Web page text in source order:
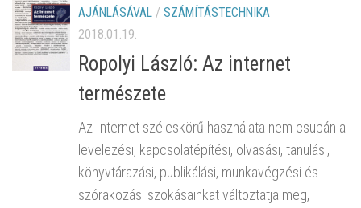
AJÁNLÁSÁVAL / SZÁMÍTÁSTECHNIKA
2018.01.19.
Ropolyi László: Az internet
természete
Az Internet széleskörű használata nem csupán a
levelezési, kapcsolatépítési, olvasási, tanulási,
könyvtárazási, publikálási, munkavégzési és
szórakozási szokásainkat változtatja meg,